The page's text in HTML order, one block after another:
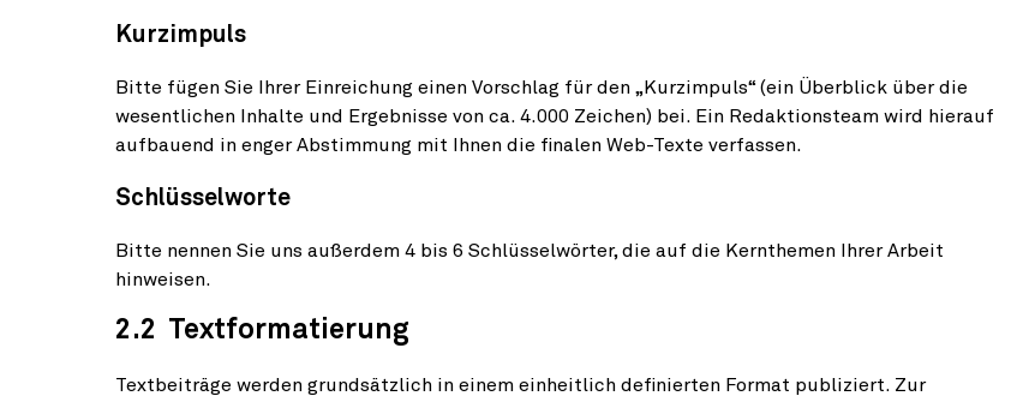
Kurzimpuls
Bitte fügen Sie Ihrer Einreichung einen Vorschlag für den „Kurzimpuls“ (ein Überblick über die
wesentlichen Inhalte und Ergebnisse von ca. 4.000 Zeichen) bei. Ein Redaktionsteam wird hierauf
aufbauend in enger Abstimmung mit Ihnen die finalen Web-Texte verfassen.
Schlüsselworte
Bitte nennen Sie uns außerdem 4 bis 6 Schlüsselwörter, die auf die Kernthemen Ihrer Arbeit
hinweisen.
2.2 Textformatierung
Textbeiträge werden grundsätzlich in einem einheitlich definierten Format publiziert. Zur